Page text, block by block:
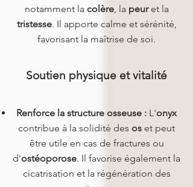
notamment la colère, la peur et la
tristesse. Il apporte calme et sérénité,
favorisant la maîtrise de soi.
Soutien physique et vitalité
Renforce la structure osseuse : L'onyx
contribue à la solidité des os et peut
être utile en cas de fractures ou
d'ostéoporose. Il favorise également la
cicatrisation et la régénération des